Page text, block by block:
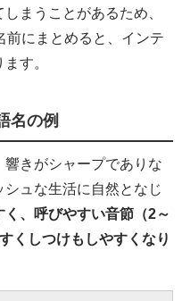
まうことがあるため、
前にまとめると、インテ
す。
名の例
きがシャープでありな
ュな生活に自然となじ
、呼びやすい音節（2～
くしつけもしやすくなり